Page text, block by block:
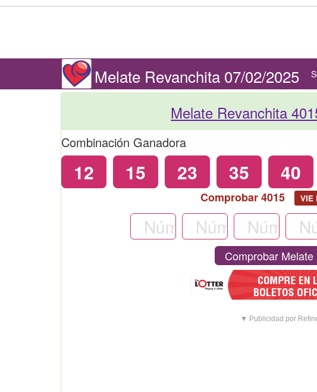
Melate Revanchita 07/02/2025
Melate Revanchita
Combinación Ganadora
12 15 23 35 40
Comprobar 4015 VIE
Comprobar
▼ Publicidad por